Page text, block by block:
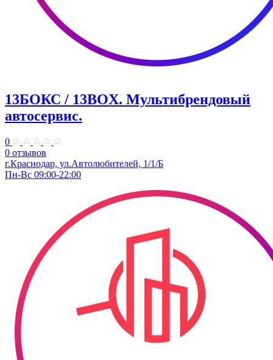
13БОКС / 13BOX. ​Мультибрендовый
автосервис.
0
0 отзывов
г.Краснодар, ул.Автолюбителей, 1/1/Б
Пн-Вс 09:00-22:00